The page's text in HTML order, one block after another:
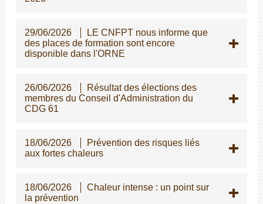
29/06/2026
LE CNFPT nous informe que
des places de formation sont encore
disponible dans l'ORNE
26/06/2026
Résultat des élections des
membres du Conseil d'Administration du
CDG 61
18/06/2026
Prévention des risques liés
aux fortes chaleurs
18/06/2026
Chaleur intense : un point sur
la prévention